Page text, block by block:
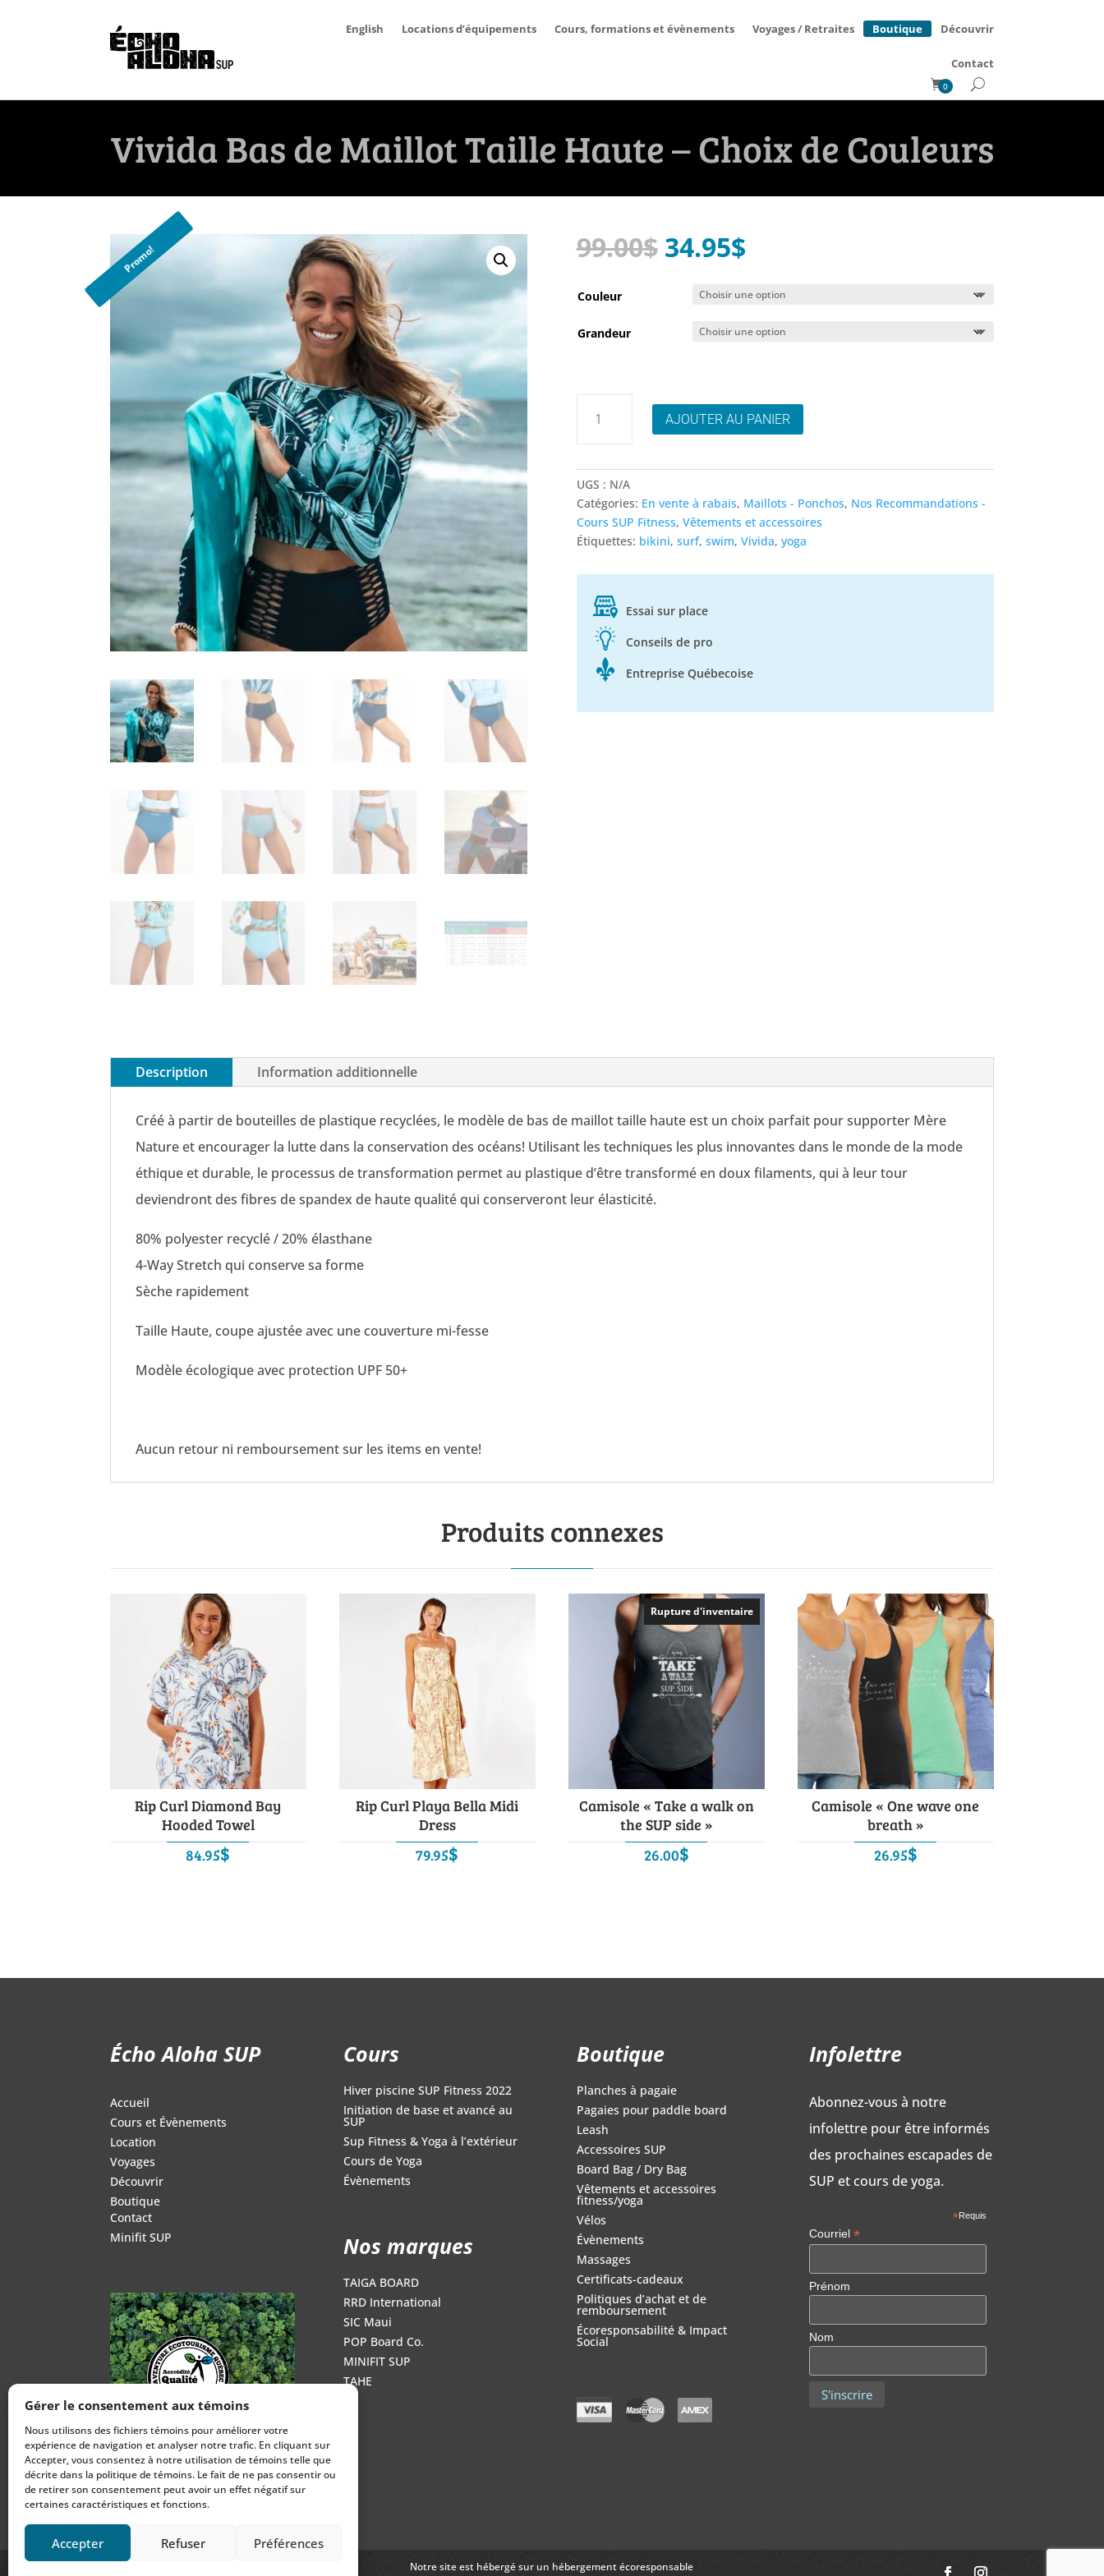
Gérer le consentement aux témoins
Nous utilisons des fichiers témoins pour améliorer votre
expérience de navigation et analyser notre trafic. En cliquant sur
Accepter, vous consentez à notre utilisation de témoins telle que
décrite dans la politique de témoins. Le fait de ne pas consentir ou
de retirer son consentement peut avoir un effet négatif sur
certaines caractéristiques et fonctions.
Accepter Refuser Préférences
English Locations d’équipements Cours, formations et évènements Voyages / Retraites Boutique Découvrir
Contact
0
Vivida Bas de Maillot Taille Haute – Choix de Couleurs
Promo! 99.00$ Le
initial
était :
34.95$Le
actuel
est :
Couleur
Grandeur
de
Maillot
Taille
Haute
Choix
Couleurs
AJOUTER AU PANIER
UGS : N/A
Catégories: En vente à rabais, Maillots - Ponchos, Nos Recommandations -
Cours SUP Fitness, Vêtements et accessoires
Étiquettes: bikini, surf, swim, Vivida, yoga
Essai sur place
Conseils de pro
Entreprise Québecoise
Description Information additionnelle
Créé à partir de bouteilles de plastique recyclées, le modèle de bas de maillot taille haute est un choix parfait pour supporter Mère
Nature et encourager la lutte dans la conservation des océans! Utilisant les techniques les plus innovantes dans le monde de la mode
éthique et durable, le processus de transformation permet au plastique d’être transformé en doux filaments, qui à leur tour
deviendront des fibres de spandex de haute qualité qui conserveront leur élasticité.
80% polyester recyclé / 20% élasthane
4-Way Stretch qui conserve sa forme
Sèche rapidement
Taille Haute, coupe ajustée avec une couverture mi-fesse
Modèle écologique avec protection UPF 50+
Aucun retour ni remboursement sur les items en vente!
Produits connexes
Rip Curl Diamond Bay
Hooded Towel
84.95$
Rip Curl Playa Bella Midi
Dress
79.95$
Rupture d'inventaire
Camisole « Take a walk on
the SUP side »
26.00$
Camisole « One wave one
breath »
26.95$
Écho Aloha SUP
Accueil
Cours et Évènements
Location
Voyages
Découvrir
Boutique
Contact
Minifit SUP
Cours
Hiver piscine SUP Fitness 2022
Initiation de base et avancé au
SUP
Sup Fitness & Yoga à l’extérieur
Cours de Yoga
Évènements
Nos marques
TAIGA BOARD
RRD International
SIC Maui
POP Board Co.
MINIFIT SUP
TAHE
Boutique
Planches à pagaie
Pagaies pour paddle board
Leash
Accessoires SUP
Board Bag / Dry Bag
Vêtements et accessoires
fitness/yoga
Vélos
Évènements
Massages
Certificats-cadeaux
Politiques d’achat et de
remboursement
Écoresponsabilité & Impact
Social
Infolettre
Abonnez-vous à notre
infolettre pour être informés
des prochaines escapades de
SUP et cours de yoga.
*Requis
Courriel*
Prénom
Nom
Notre site est hébergé sur un hébergement écoresponsable